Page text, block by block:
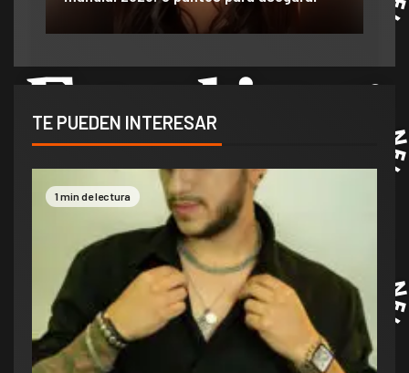
TE PUEDEN INTERESAR
1 min de lectura